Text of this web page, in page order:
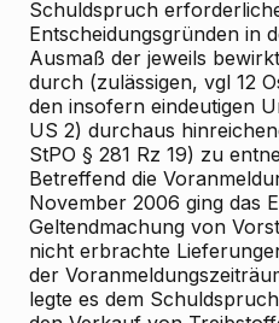
Schuldspruch
Entscheidungsgründen in
Ausmaß der jeweils
durch (zulässigen, vgl 12
den insofern eindeutigen
US 2) durchaus
StPO § 281 Rz 19) zu
Betreffend die
November 2006 ging das
Geltendmachung von
nicht erbrachte
der
legte es dem